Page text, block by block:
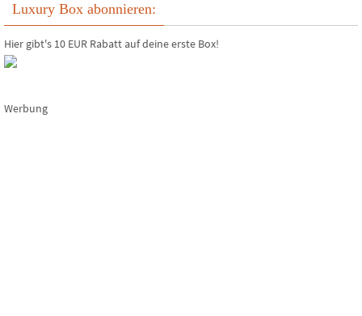
Luxury Box abonnieren:
Hier gibt's 10 EUR Rabatt auf deine erste Box!
Werbung